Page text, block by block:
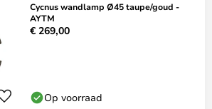
Cycnus wandlamp Ø45 taupe/goud -
AYTM
€ 269,00
Op voorraad